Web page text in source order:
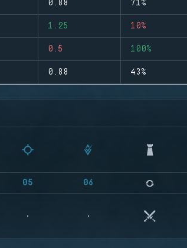
0.88 71%
1.25 10%
0.5 100%
0.88 43%
05 06